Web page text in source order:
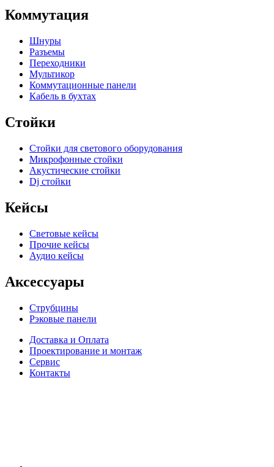
Коммутация
Шнуры
Разъемы
Переходники
Мультикор
Коммутационные панели
Кабель в бухтах
Стойки
Стойки для светового оборудования
Микрофонные стойки
Акустические стойки
Dj стойки
Кейсы
Световые кейсы
Прочие кейсы
Аудио кейсы
Аксессуары
Струбцины
Рэковые панели
Доставка и Оплата
Проектирование и монтаж
Сервис
Контакты